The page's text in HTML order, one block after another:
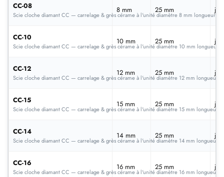
CC-08
Scie cloche diamant CC — carrelage & grès cérame à l'unité diamètre 8 mm longueur
8 mm 25 mm
CC-10
Scie cloche diamant CC — carrelage & grès cérame à l'unité diamètre 10 mm longueur
10 mm 25 mm
CC-12
Scie cloche diamant CC — carrelage & grès cérame à l'unité diamètre 12 mm longueur
12 mm 25 mm
CC-15
Scie cloche diamant CC — carrelage & grès cérame à l'unité diamètre 15 mm longueur
15 mm 25 mm
CC-14
Scie cloche diamant CC — carrelage & grès cérame à l'unité diamètre 14 mm longueur
14 mm 25 mm
CC-16
Scie cloche diamant CC — carrelage & grès cérame à l'unité diamètre 16 mm longueur
16 mm 25 mm